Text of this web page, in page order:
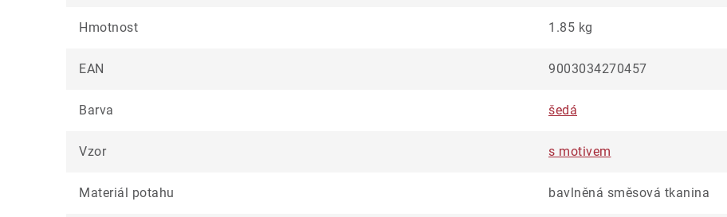
Hmotnost 1.85 kg
EAN 9003034270457
Barva šedá
Vzor s motivem
Materiál potahu bavlněná směsová tkanina